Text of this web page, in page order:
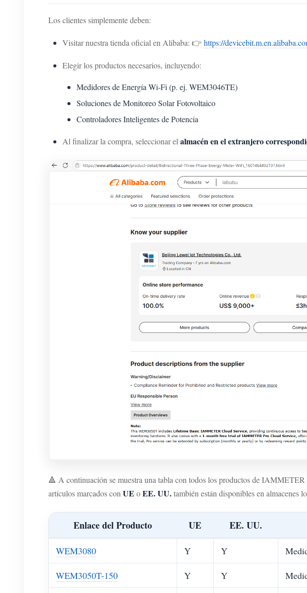
Los clientes simplemente deben:
Visitar nuestra tienda oficial en Alibaba: 👉 https://
Elegir los productos necesarios, incluyendo:
Medidores de Energía Wi-Fi (p. ej. WEM3046TE)
Soluciones de Monitoreo Solar Fotovoltaico
Controladores Inteligentes de Potencia
Al finalizar la compra, seleccionar elalmacén en el extranjero
🔺 A continuación se muestra una tabla con todos los productos de
artículos marcados con UE oEE. UU.también están disponibles en almacenes
Enlace del Producto UE EE. UU.
WEM3080 Y Y
WEM3050T-150 Y Y